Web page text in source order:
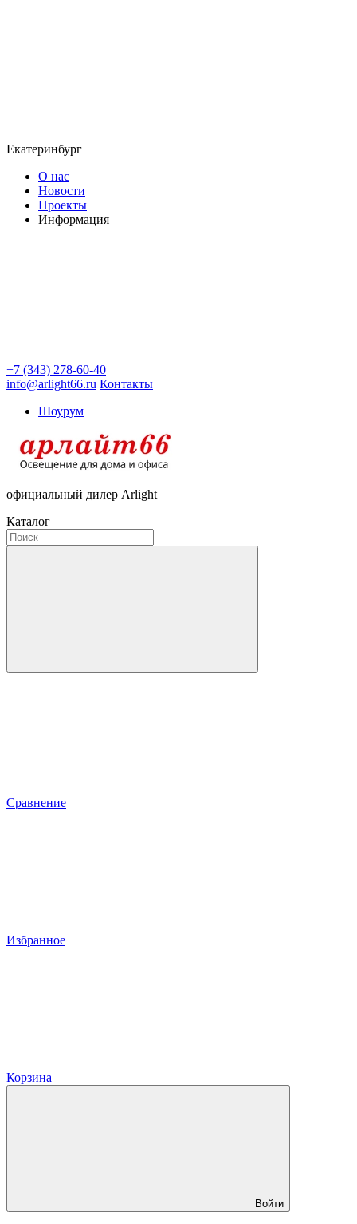
Екатеринбург
О нас
Новости
Проекты
Информация
+7 (343) 278-60-40
info@arlight66.ru Контакты
Шоурум
официальный дилер Arlight
Каталог
Сравнение
Избранное
Корзина
Войти